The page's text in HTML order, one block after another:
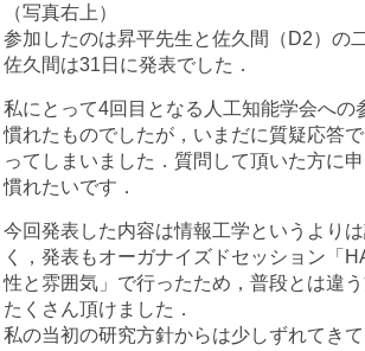
（写真右上）
参加したのは昇平先生と佐久間（D2）の
佐久間は31日に発表でした．
私にとって4回目となる人工知能学会への
慣れたものでしたが，いまだに質疑応答
ってしまいました．質問して頂いた方に
慣れたいです．
今回発表した内容は情報工学というより
く，発表もオーガナイズドセッション「
性と雰囲気」で行ったため，普段とは違
たくさん頂けました．
私の当初の研究方針からは少しずれてき